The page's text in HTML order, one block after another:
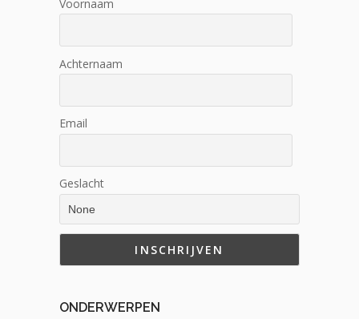
Voornaam
Achternaam
Email
Geslacht
ONDERWERPEN